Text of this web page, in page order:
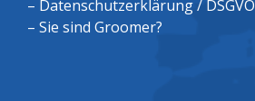
– Datenschutzerklärung / DSGVO
– Sie sind Groomer?